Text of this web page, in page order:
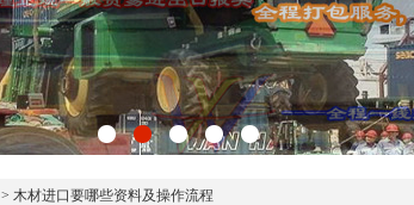
> 木材进口要哪些资料及操作流程